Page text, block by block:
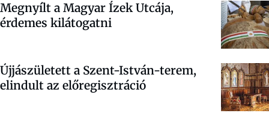
Megnyílt a Magyar Ízek Utcája,
érdemes kilátogatni
Újjászületett a Szent-István-terem,
elindult az előregisztráció